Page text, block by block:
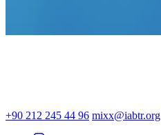
+90 212 245 44 96 mixx@iabtr.org